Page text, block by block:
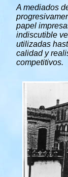
A mediados
papel
indiscutible
utilizadas
calidad y
competitivos.